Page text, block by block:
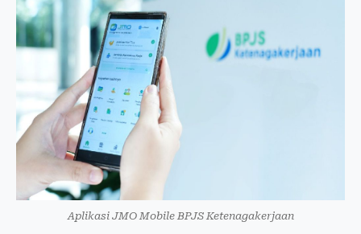
Aplikasi JMO Mobile BPJS Ketenagakerjaan